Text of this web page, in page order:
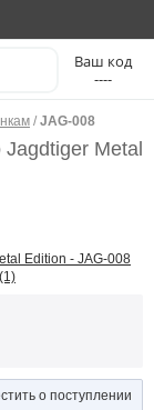
----
/ JAG-008
Metal
о поступлении